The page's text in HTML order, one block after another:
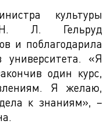
культуры
Н. Л. Гельруд
и поблагодарила
университета. «Я
один курс,
Я желаю,
к знаниям», –